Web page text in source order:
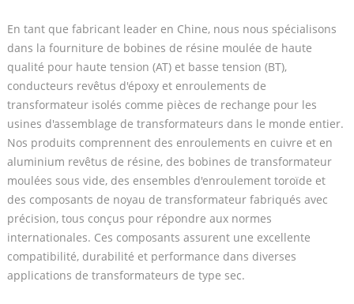
En tant que fabricant leader en Chine, nous nous spécialisons
dans la fourniture de bobines de résine moulée de haute
qualité pour haute tension (AT) et basse tension (BT),
conducteurs revêtus d'époxy et enroulements de
transformateur isolés comme pièces de rechange pour les
usines d'assemblage de transformateurs dans le monde entier.
Nos produits comprennent des enroulements en cuivre et en
aluminium revêtus de résine, des bobines de transformateur
moulées sous vide, des ensembles d'enroulement toroïde et
des composants de noyau de transformateur fabriqués avec
précision, tous conçus pour répondre aux normes
internationales. Ces composants assurent une excellente
compatibilité, durabilité et performance dans diverses
applications de transformateurs de type sec.